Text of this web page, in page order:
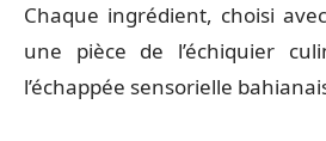
Chaque ingrédient, choisi
une pièce de l’échiquier
l’échappée sensorielle